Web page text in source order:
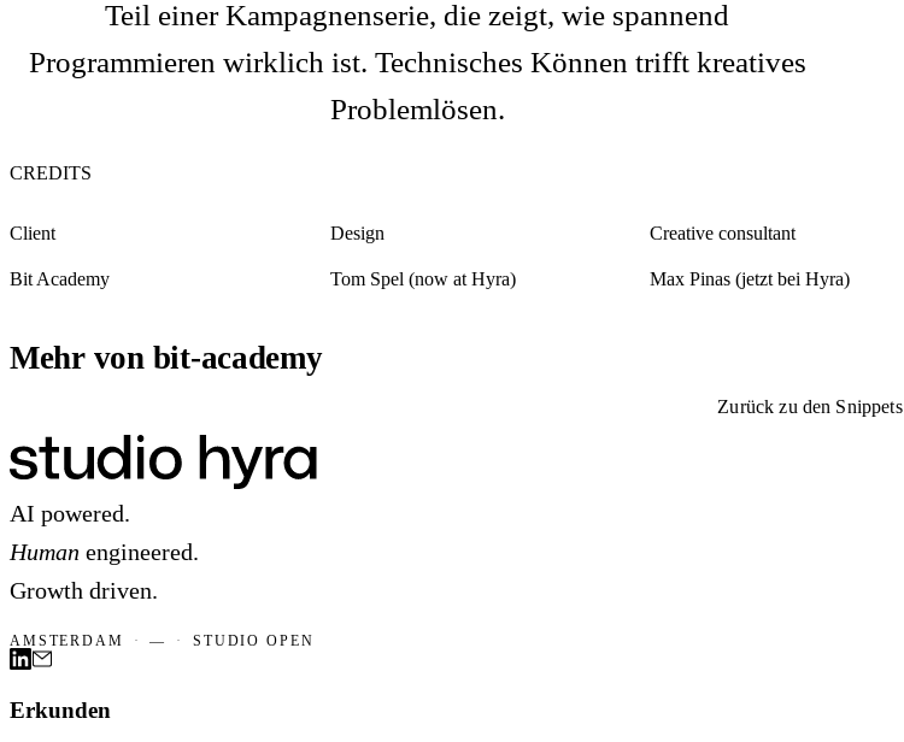
Teil einer Kampagnenserie, die zeigt, wie spannend
Programmieren wirklich ist. Technisches Können trifft kreatives
Problemlösen.
CREDITS
Client
Bit Academy
Design
Tom Spel (now at Hyra)
Creative consultant
Max Pinas (jetzt bei Hyra)
Mehr von bit-academy
Zurück zu den Snippets
AI powered.
Human engineered.
Growth driven.
AMSTERDAM · — · STUDIO OPEN
Erkunden